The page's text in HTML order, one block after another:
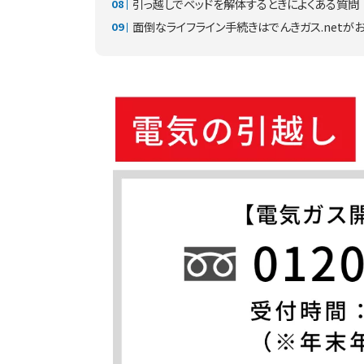
引っ越しでベッドを解体するときによくある質問
面倒なライフライン手続きはでんきガス.netが